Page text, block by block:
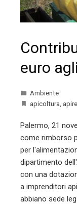
euro
Ambiente
apicoltura
Palermo, 21
come rimborso
per
dipartimento
con una
a imprenditori
abbiano sede